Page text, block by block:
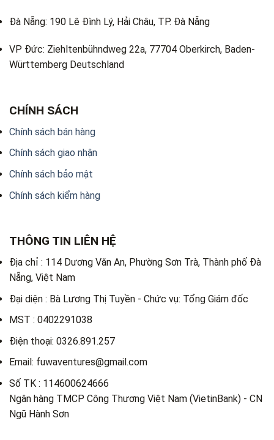
Đà Nẵng: 190 Lê Đình Lý, Hải Châu, TP. Đà Nẵng
VP Đức: Ziehltenbühndweg 22a, 77704 Oberkirch, Baden-
Württemberg Deutschland
CHÍNH SÁCH
Chính sách bán hàng
Chính sách giao nhận
Chính sách bảo mật
Chính sách kiểm hàng
THÔNG TIN LIÊN HỆ
Địa chỉ : 114 Dương Văn An, Phường Sơn Trà, Thành phố Đà
Nẵng, Việt Nam
Đại diện : Bà Lương Thị Tuyền - Chức vụ: Tổng Giám đốc
MST : 0402291038
Điện thoại: 0326.891.257
Email: fuwaventures@gmail.com
Số TK : 114600624666
Ngân hàng TMCP Công Thương Việt Nam (VietinBank) - CN
Ngũ Hành Sơn